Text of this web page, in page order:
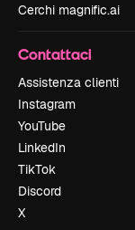
Cerchi magnific.ai
Contattaci
Assistenza clienti
Instagram
YouTube
LinkedIn
TikTok
Discord
X